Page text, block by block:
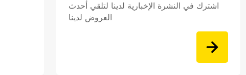
اشترك في النشرة الإخبارية لدينا لتلقي أحدث
العروض لدينا